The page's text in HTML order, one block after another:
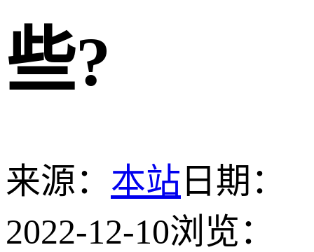
些?
来源： 本站 日期：
2022-12-10浏览：